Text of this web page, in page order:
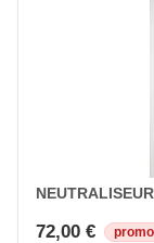
72,00 € promo